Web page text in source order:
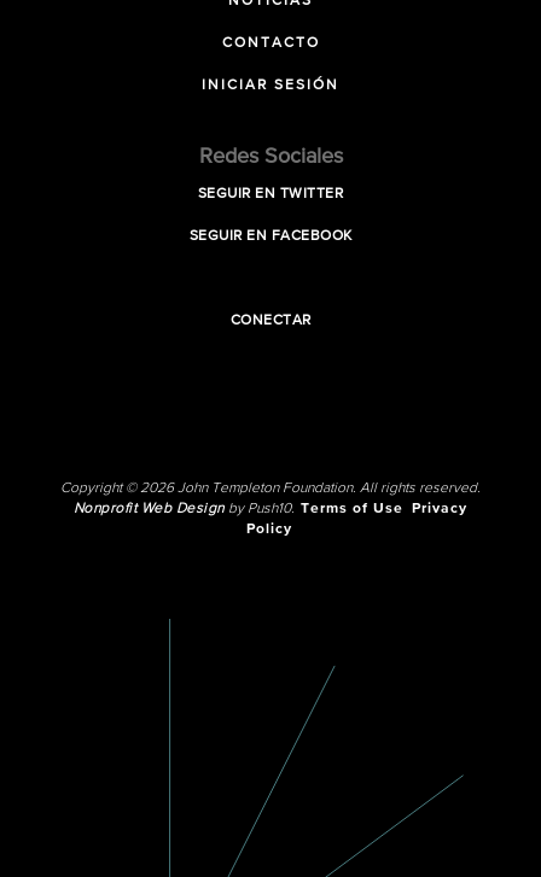
CONTACTO
INICIAR SESIÓN
Redes Sociales
SEGUIR EN TWITTER
SEGUIR EN FACEBOOK
CONECTAR
Copyright © 2026 John Templeton Foundation. All rights reserved.
Nonprofit Web Designby Push10. Terms of Use
Privacy
Policy